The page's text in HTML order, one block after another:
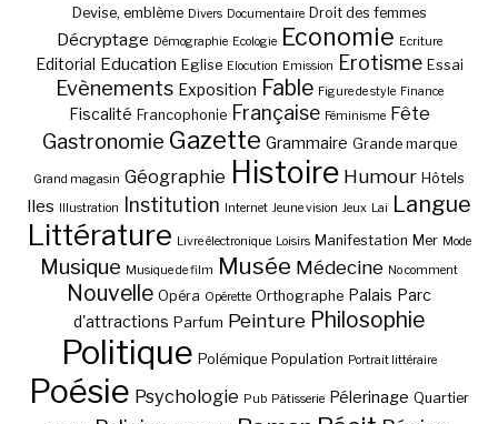
Devise, emblème Divers Documentaire Droit des femmes
Décryptage Démographie Ecologie Economie Ecriture
Editorial Education Eglise Elocution Emission Erotisme Essai
Evènements Exposition Fable Figure de style Finance
Fiscalité Francophonie Française Féminisme Fête
Gastronomie Gazette Grammaire Grande marque
Grand magasin Géographie Histoire Humour Hôtels
Iles Illustration Institution Internet Jeune vision Jeux Lai Langue
Littérature Livre électronique Loisirs Manifestation Mer Mode
Musique Musique de film Musée Médecine No comment
Nouvelle Opéra Opérette Orthographe Palais Parc
d'attractions Parfum Peinture Philosophie
Politique Polémique Population Portrait littéraire
Poésie Psychologie Pub Pâtisserie Pélerinage Quartier